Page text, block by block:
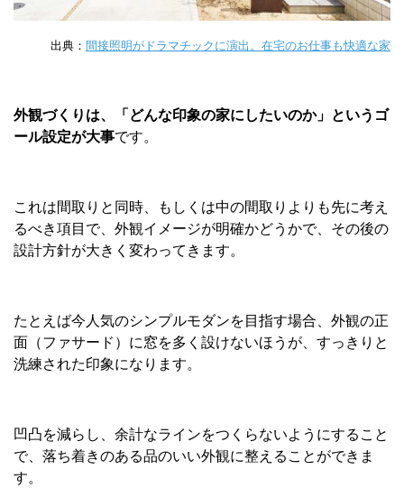
出典： 間接照明がドラマチックに演出。在宅のお仕事も快適な家
外観づくりは、「どんな印象の家にしたいのか」というゴ
ール設定が大事です。
これは間取りと同時、もしくは中の間取りよりも先に考え
るべき項目で、外観イメージが明確かどうかで、その後の
設計方針が大きく変わってきます。
たとえば今人気のシンプルモダンを目指す場合、外観の正
面（ファサード）に窓を多く設けないほうが、すっきりと
洗練された印象になります。
凹凸を減らし、余計なラインをつくらないようにすること
で、落ち着きのある品のいい外観に整えることができま
す。